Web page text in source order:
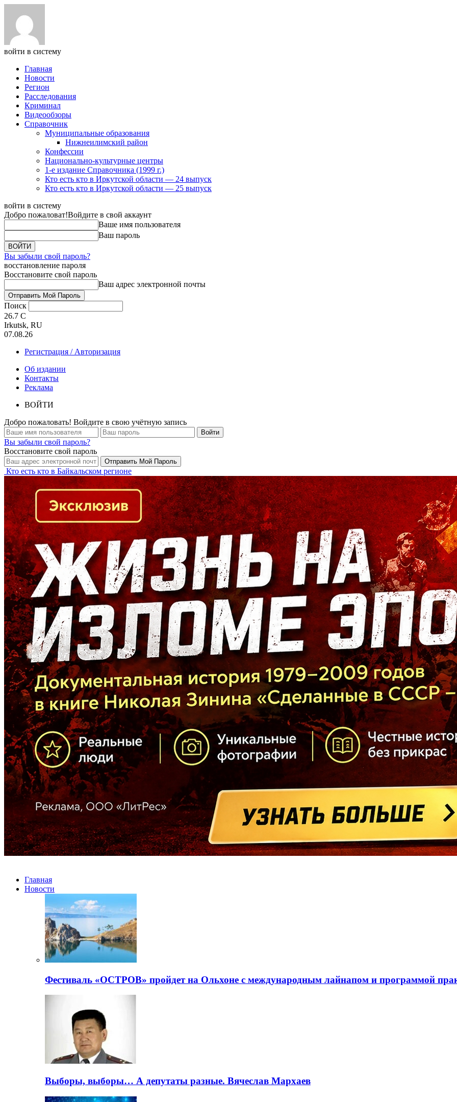
войти в систему
Главная
Новости
Регион
Расследования
Криминал
Видеообзоры
Справочник
Муниципальные образования
Нижнеилимский район
Конфессии
Национально-культурные центры
1-е издание Справочника (1999 г.)
Кто есть кто в Иркутской области — 24 выпуск
Кто есть кто в Иркутской области — 25 выпуск
войти в систему
Добро пожаловат!Войдите в свой аккаунт
Ваше имя пользователя
Ваш пароль
Вы забыли свой пароль?
восстановление пароля
Восстановите свой пароль
Ваш адрес электронной почты
Поиск
26.7 C
Irkutsk, RU
07.08.26
Регистрация / Авторизация
Об издании
Контакты
Реклама
ВОЙТИ
Добро пожаловать! Войдите в свою учётную запись
Вы забыли свой пароль?
Восстановите свой пароль
Кто есть кто в Байкальском регионе
Главная
Новости
Фестиваль «ОСТРОВ» пройдет на Ольхоне с международным лайнапом и программой
Выборы, выборы… А депутаты разные. Вячеслав Мархаев